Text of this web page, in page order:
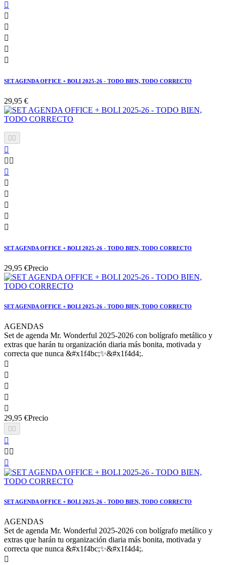






SET AGENDA OFFICE + BOLI 2025-26 - TODO BIEN, TODO CORRECTO
29,95 €
 

 






SET AGENDA OFFICE + BOLI 2025-26 - TODO BIEN, TODO CORRECTO
29,95 €Precio
SET AGENDA OFFICE + BOLI 2025-26 - TODO BIEN, TODO CORRECTO
AGENDAS
Set de agenda Mr. Wonderful 2025-2026 con bolígrafo metálico y
extras que harán tu organización diaria más bonita, motivada y
correcta que nunca &#x1f4bc;✨&#x1f4d4;.





29,95 €Precio
 

 

SET AGENDA OFFICE + BOLI 2025-26 - TODO BIEN, TODO CORRECTO
AGENDAS
Set de agenda Mr. Wonderful 2025-2026 con bolígrafo metálico y
extras que harán tu organización diaria más bonita, motivada y
correcta que nunca &#x1f4bc;✨&#x1f4d4;.
